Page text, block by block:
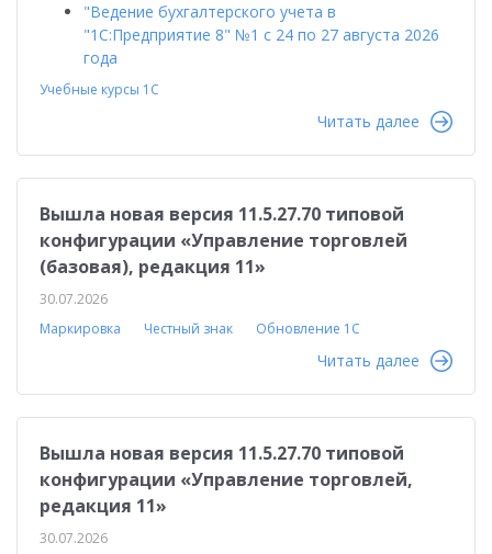
"Ведение бухгалтерского учета в
"1С:Предприятие 8" №1 с 24 по 27 августа 2026
года
Учебные курсы 1С
Читать далее
Вышла новая версия 11.5.27.70 типовой
конфигурации «Управление торговлей
(базовая), редакция 11»
30.07.2026
Маркировка
Честный знак Обновление 1С
Читать далее
Вышла новая версия 11.5.27.70 типовой
конфигурации «Управление торговлей,
редакция 11»
30.07.2026